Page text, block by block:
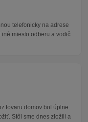
telefonicky na adrese
miesto odberu a vodič
tovaru domov bol úplne
Stôl sme dnes zložili a